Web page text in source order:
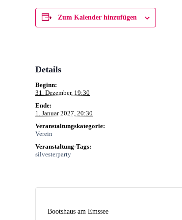
Zum Kalender hinzufügen
Details
Beginn:
31. Dezember, 19:30
Ende:
1. Januar 2027, 20:30
Veranstaltungskategorie:
Verein
Veranstaltung-Tags:
silvesterparty
Bootshaus am Emssee